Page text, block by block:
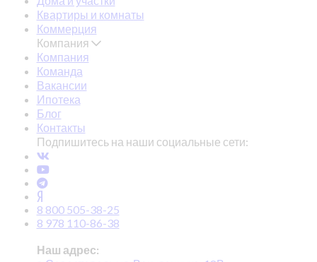
Квартиры и комнаты
Коммерция
Компания
Компания
Команда
Вакансии
Ипотека
Блог
Контакты
Подпишитесь на наши социальные сети:
8 800 505-38-25
8 978 110-86-38
Наш адрес: